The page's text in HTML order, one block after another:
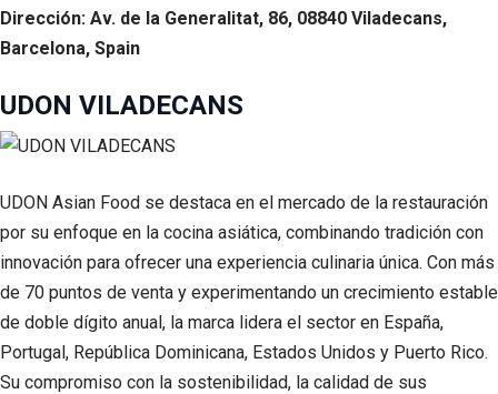
Dirección: Av. de la Generalitat, 86, 08840 Viladecans,
Barcelona, Spain
UDON VILADECANS
UDON Asian Food se destaca en el mercado de la restauración
por su enfoque en la cocina asiática, combinando tradición con
innovación para ofrecer una experiencia culinaria única. Con más
de 70 puntos de venta y experimentando un crecimiento estable
de doble dígito anual, la marca lidera el sector en España,
Portugal, República Dominicana, Estados Unidos y Puerto Rico.
Su compromiso con la sostenibilidad, la calidad de sus